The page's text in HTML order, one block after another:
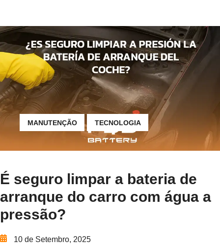
MANUTENÇÃO TECNOLOGIA
É seguro limpar a bateria de
arranque do carro com água a
pressão?
10 de Setembro, 2025